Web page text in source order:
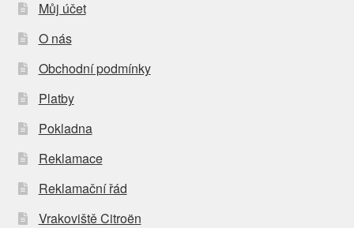
Můj účet
O nás
Obchodní podmínky
Platby
Pokladna
Reklamace
Reklamační řád
Vrakoviště Citroën